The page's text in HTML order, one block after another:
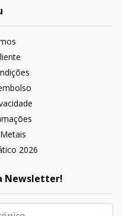
2026
Newsletter!